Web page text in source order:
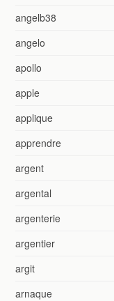
angelb38
angelo
apollo
apple
applique
apprendre
argent
argental
argenterie
argentier
argit
arnaque